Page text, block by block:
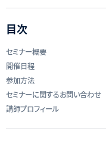
目次
セミナー概要
開催日程
参加方法
セミナーに関するお問い合わせ
講師プロフィール